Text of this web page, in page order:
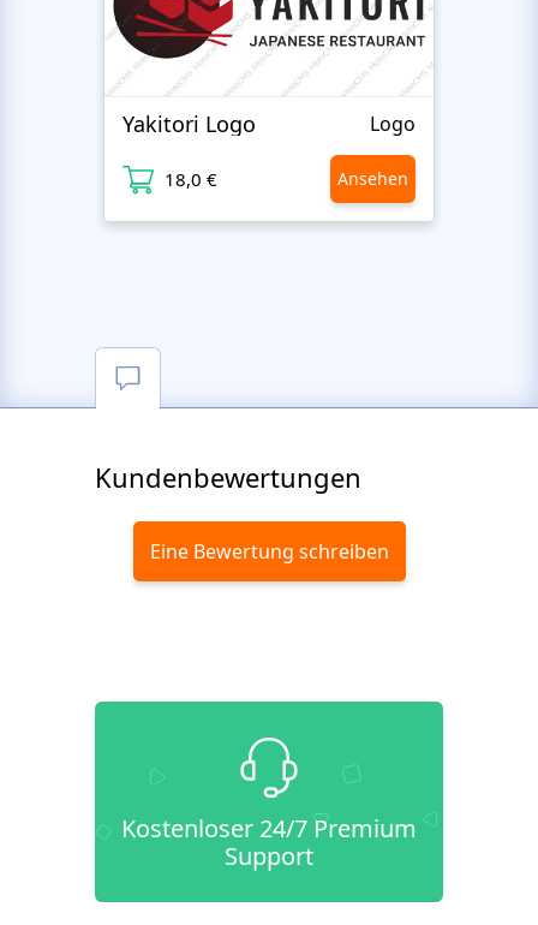
Yakitori Logo Logo
18,0 € Ansehen
Kundenbewertungen
Eine Bewertung schreiben
Kostenloser 24/7 Premium
Support